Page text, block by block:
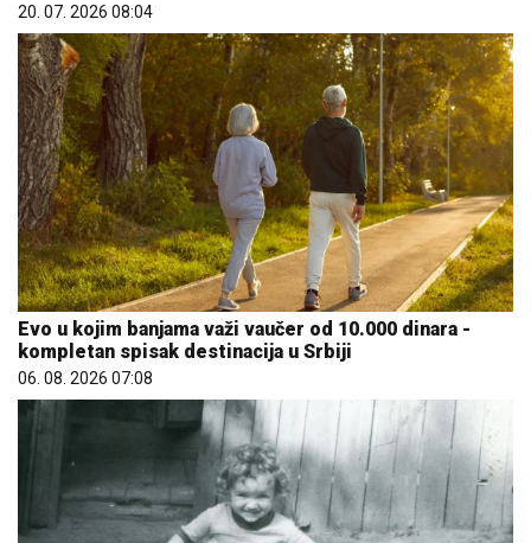
20. 07. 2026 08:04
Evo u kojim banjama važi vaučer od 10.000 dinara -
kompletan spisak destinacija u Srbiji
06. 08. 2026 07:08